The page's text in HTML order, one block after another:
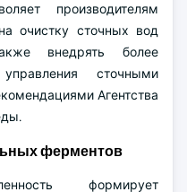
производителям
очистку сточных вод
внедрять более
сточными
Агентства
ферментов
формирует